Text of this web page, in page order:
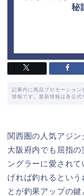
記事内に商品プロモーショ
情報です。最新情報は各公式
関西圏の人気アジン
大阪府内でも屈指
ングラーに愛され
げれば釣れるという
とが釣果アップの鍵